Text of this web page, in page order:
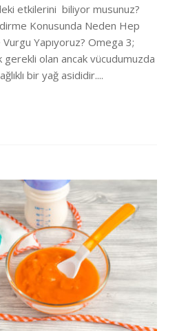
etkilerini biliyor musunuz?
Konusunda Neden Hep
Yapıyoruz? Omega 3;
olan ancak vücudumuzda
bir yağ asididir....